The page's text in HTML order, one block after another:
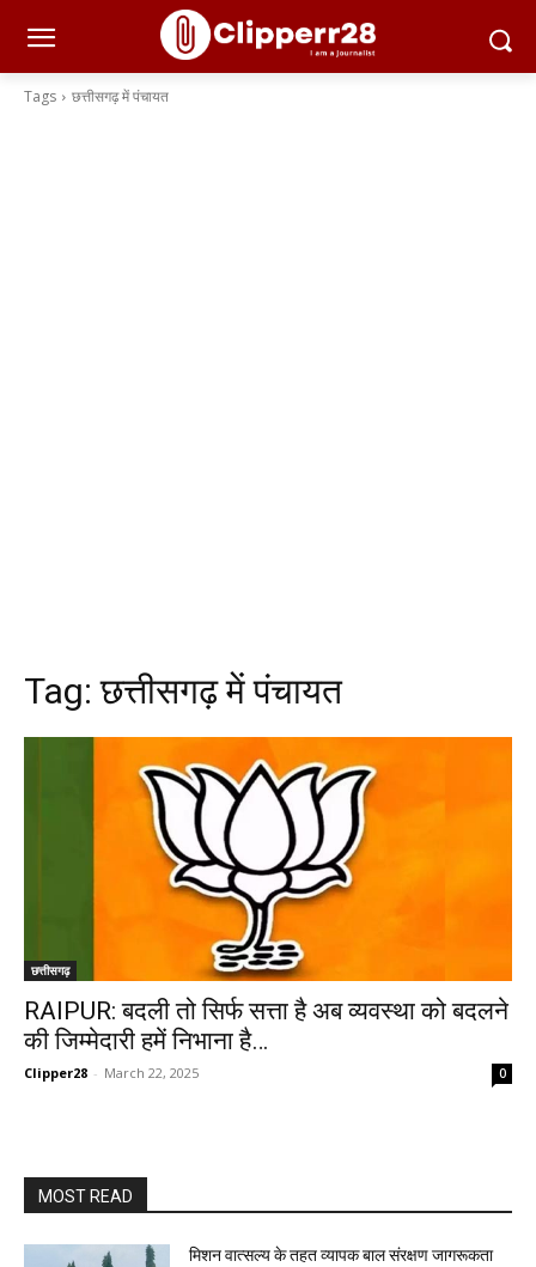
Tags छत्तीसगढ़ में पंचायत
Tag:छत्तीसगढ़ में पंचायत
छत्तीसगढ़
RAIPUR: बदली तो सिर्फ सत्ता है अब व्यवस्था को बदलने
की जिम्मेदारी हमें निभाना है…
Clipper28 - March 22, 2025 0
MOST READ
मिशन वात्सल्य के तहत व्यापक बाल संरक्षण जागरूकता